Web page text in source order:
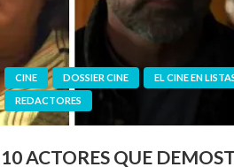
CINE DOSSIER CINE
EL CINE EN
REDACTORES
10 ACTORES QUE